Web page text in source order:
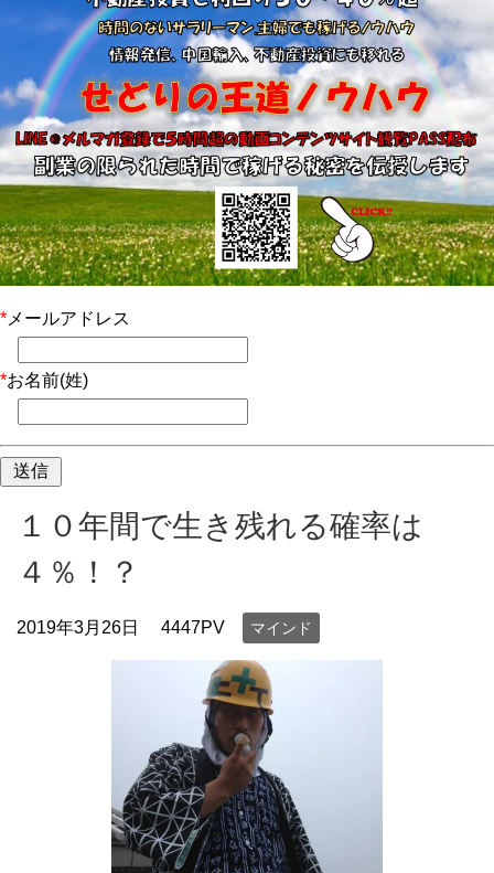
* メールアドレス
*お名前(姓)
１０年間で生き残れる確率は
４％！？
2019年3月26日 4447PV マインド